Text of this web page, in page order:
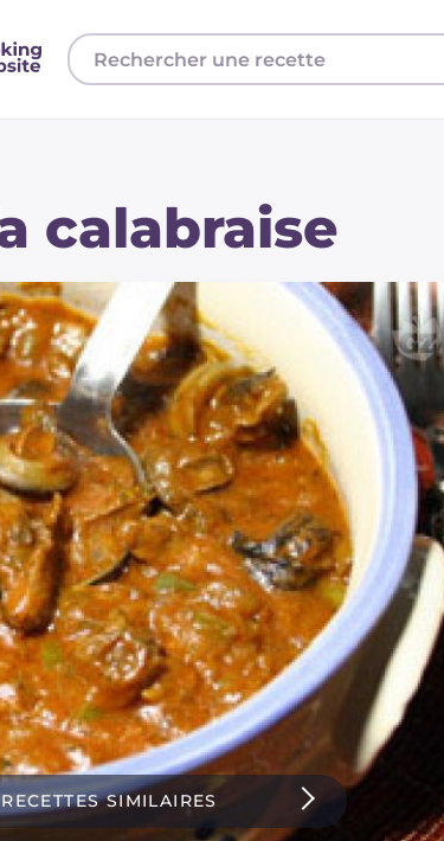
calabraise
SIMILAIRES